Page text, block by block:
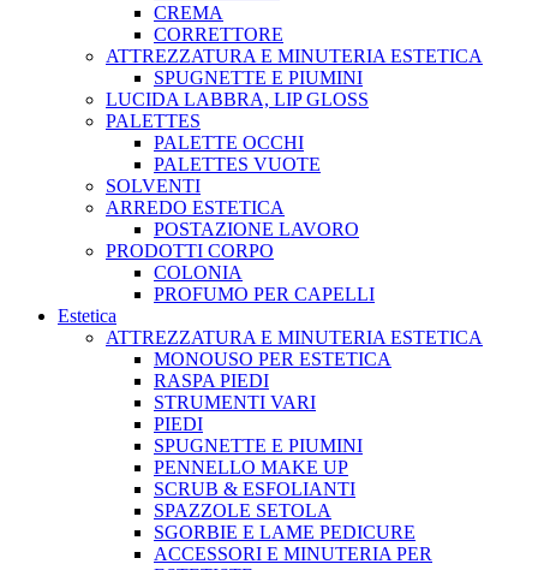
CREMA
CORRETTORE
ATTREZZATURA E MINUTERIA ESTETICA
SPUGNETTE E PIUMINI
LUCIDA LABBRA, LIP GLOSS
PALETTES
PALETTE OCCHI
PALETTES VUOTE
SOLVENTI
ARREDO ESTETICA
POSTAZIONE LAVORO
PRODOTTI CORPO
COLONIA
PROFUMO PER CAPELLI
Estetica
ATTREZZATURA E MINUTERIA ESTETICA
MONOUSO PER ESTETICA
RASPA PIEDI
STRUMENTI VARI
PIEDI
SPUGNETTE E PIUMINI
PENNELLO MAKE UP
SCRUB & ESFOLIANTI
SPAZZOLE SETOLA
SGORBIE E LAME PEDICURE
ACCESSORI E MINUTERIA PER